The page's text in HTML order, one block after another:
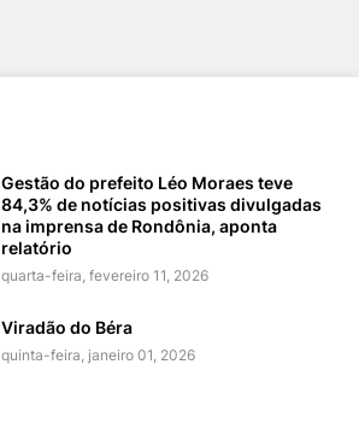
Gestão do prefeito Léo Moraes teve
84,3% de notícias positivas divulgadas
na imprensa de Rondônia, aponta
relatório
quarta-feira, fevereiro 11, 2026
Viradão do Béra
quinta-feira, janeiro 01, 2026